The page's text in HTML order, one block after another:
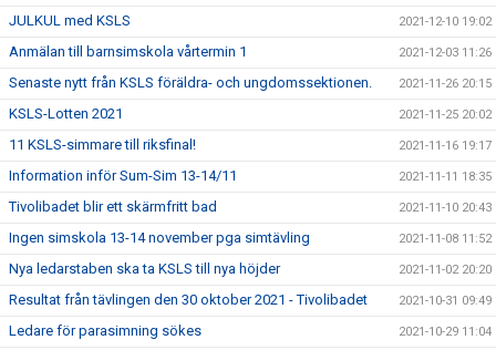
JULKUL med KSLS 2021-12-10 19:02
Anmälan till barnsimskola vårtermin 1 2021-12-03 11:26
Senaste nytt från KSLS föräldra- och ungdomssektionen. 2021-11-26 20:15
KSLS-Lotten 2021 2021-11-25 20:02
11 KSLS-simmare till riksfinal! 2021-11-16 19:17
Information inför Sum-Sim 13-14/11 2021-11-11 18:35
Tivolibadet blir ett skärmfritt bad 2021-11-10 20:43
Ingen simskola 13-14 november pga simtävling 2021-11-08 11:52
Nya ledarstaben ska ta KSLS till nya höjder 2021-11-02 20:20
Resultat från tävlingen den 30 oktober 2021 - Tivolibadet 2021-10-31 09:49
Ledare för parasimning sökes 2021-10-29 11:04